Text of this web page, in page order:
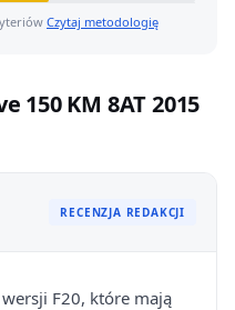
Czytaj metodologię
150 KM 8AT 2015
RECENZJA REDAKCJI
F20, które mają